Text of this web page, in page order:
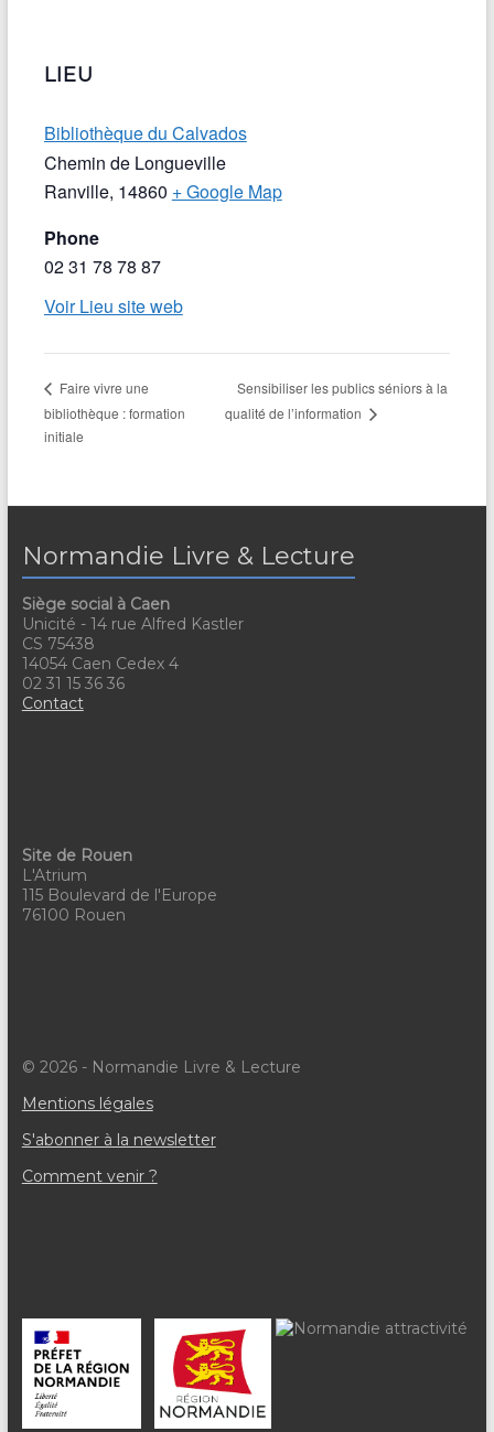
LIEU
Bibliothèque du Calvados
Chemin de Longueville
Ranville, 14860 + Google Map
Phone
02 31 78 78 87
Voir Lieu site web
Faire vivre une
bibliothèque : formation
initiale
Sensibiliser les publics séniors à la
qualité de l’information
Normandie Livre & Lecture
Siège social à Caen
Unicité - 14 rue Alfred Kastler
CS 75438
14054 Caen Cedex 4
02 31 15 36 36
Contact
Site de Rouen
L'Atrium
115 Boulevard de l'Europe
76100 Rouen
© 2026 - Normandie Livre & Lecture
Mentions légales
S'abonner à la newsletter
Comment venir ?